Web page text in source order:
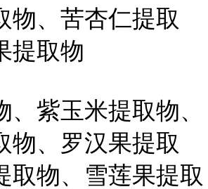
物、苦杏仁提取
提取物
、紫玉米提取物、
物、罗汉果提取
取物、雪莲果提取